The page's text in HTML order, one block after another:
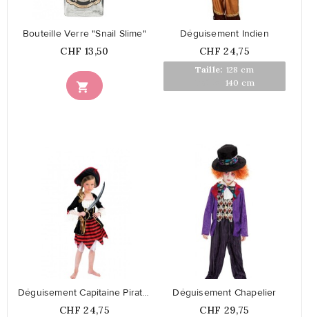

Bouteille Verre "Snail Slime"
Prix
CHF 13,50
Taille: 128 cm
140 cm
Déguisement Indien
Prix
CHF 24,75
Déguisement Capitaine Pirate Fille
Prix
CHF 24,75
Déguisement Chapelier
Prix
CHF 29,75